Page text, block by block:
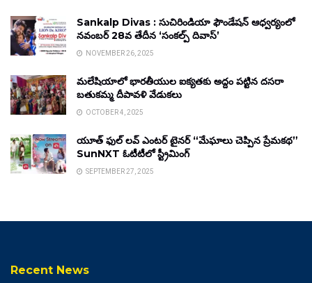
Sankalp Divas : సుచిరిండియా ఫౌండేషన్ ఆధ్వర్యంలో
నవంబర్ 28వ తేదీన ‘సంకల్ప్ దివాస్’
NOVEMBER 26, 2025
మలేషియాలో భారతీయుల ఐక్యతకు అద్దం పట్టిన దసరా
బతుకమ్మ దీపావళి వేడుకలు
OCTOBER 4, 2025
యూత్ ఫుల్ లవ్ ఎంటర్ టైనర్ “మేఘాలు చెప్పిన ప్రేమకథ”
SunNXT ఓటీటీలో స్ట్రీమింగ్
SEPTEMBER 27, 2025
Recent News